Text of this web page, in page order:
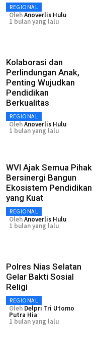
REGIONAL
OlehAnoverlis Hulu
1 bulan yang lalu
Kolaborasi dan
Perlindungan Anak,
Penting Wujudkan
Pendidikan
Berkualitas
REGIONAL
OlehAnoverlis Hulu
1 bulan yang lalu
WVI Ajak Semua Pihak
Bersinergi Bangun
Ekosistem Pendidikan
yang Kuat
REGIONAL
OlehAnoverlis Hulu
1 bulan yang lalu
Polres Nias Selatan
Gelar Bakti Sosial
Religi
REGIONAL
Oleh Delpri Tri Utomo
Putra Hia
1 bulan yang lalu